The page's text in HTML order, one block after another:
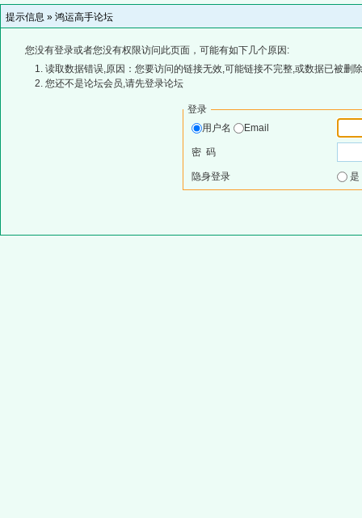
提示信息 » 鸿运高手论坛
您没有登录或者您没有权限访问此页面，可能有如下几个原因:
读取数据错误,原因：您要访问的链接无效,可能链接不完整,或数据已被删
您还不是论坛会员,请先登录论坛
登录
用户名
Email
密 码
隐身登录